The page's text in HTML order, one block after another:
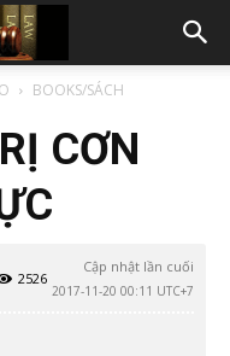
BOOKS/SÁCH
CƠN
Cập nhật lần cuối
2017-11-20 00:11 UTC+7
2526